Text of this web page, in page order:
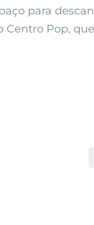
para
Pop,